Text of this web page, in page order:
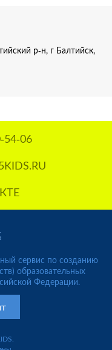
р-н, г Балтийск,
54-06
сервис по созданию
образовательных
Федерации.